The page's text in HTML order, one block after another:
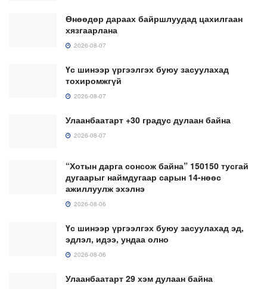
Өнөөдөр дараах байршлуудад цахилгаан
хязгаарлана
2026-08-07
Үс шинээр үргээлгэх буюу засуулахад
тохиромжгүй
2026-08-07
Улаанбаатарт +30 градус дулаан байна
2026-08-07
“Хотын дарга сонсож байна” 150150 тусгай
дугаарыг наймдугаар сарын 14-нөөс
ажиллуулж эхэлнэ
2026-08-06
Үс шинээр үргээлгэх буюу засуулахад эд,
эдлэл, идээ, ундаа олно
2026-08-06
Улаанбаатарт 29 хэм дулаан байна